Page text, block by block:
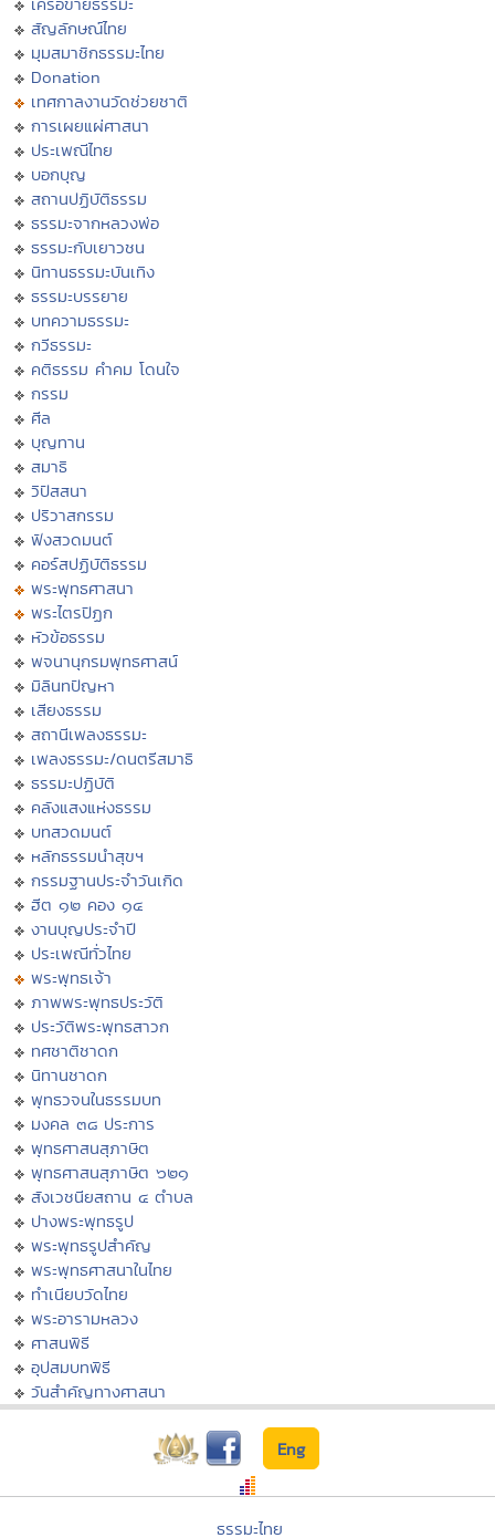
สัญลักษณ์ไทย
มุมสมาชิกธรรมะไทย
Donation
เทศกาลงานวัดช่วยชาติ
การเผยแผ่ศาสนา
ประเพณีไทย
บอกบุญ
สถานปฏิบัติธรรม
ธรรมะจากหลวงพ่อ
ธรรมะกับเยาวชน
นิทานธรรมะบันเทิง
ธรรมะบรรยาย
บทความธรรมะ
กวีธรรมะ
คติธรรม คำคม โดนใจ
กรรม
ศีล
บุญทาน
สมาธิ
วิปัสสนา
ปริวาสกรรม
ฟังสวดมนต์
คอร์สปฏิบัติธรรม
พระพุทธศาสนา
พระไตรปิฏก
หัวข้อธรรม
พจนานุกรมพุทธศาสน์
มิลินทปัญหา
เสียงธรรม
สถานีเพลงธรรมะ
เพลงธรรมะ/ดนตรีสมาธิ
ธรรมะปฏิบัติ
คลังแสงแห่งธรรม
บทสวดมนต์
หลักธรรมนำสุขฯ
กรรมฐานประจำวันเกิด
ฮีต ๑๒ คอง ๑๔
งานบุญประจำปี
ประเพณีทั่วไทย
พระพุทธเจ้า
ภาพพระพุทธประวัติ
ประวัติพระพุทธสาวก
ทศชาติชาดก
นิทานชาดก
พุทธวจนในธรรมบท
มงคล ๓๘ ประการ
พุทธศาสนสุภาษิต
พุทธศาสนสุภาษิต ๖๒๑
สังเวชนียสถาน ๔ ตำบล
ปางพระพุทธรูป
พระพุทธรูปสำคัญ
พระพุทธศาสนาในไทย
ทำเนียบวัดไทย
พระอารามหลวง
ศาสนพิธี
อุปสมบทพิธี
วันสำคัญทางศาสนา
Eng
ธรรมะไทย